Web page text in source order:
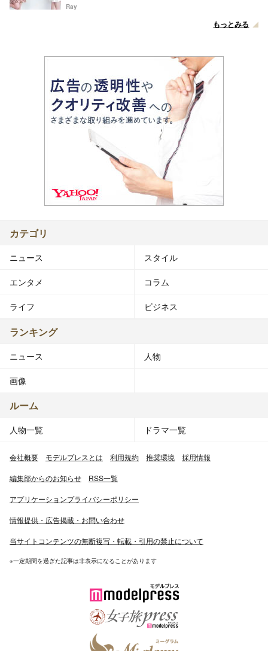
Ray
もっとみる
カテゴリ
ニュース スタイル
エンタメ コラム
ライフ ビジネス
ランキング
ニュース 人物
画像
ルーム
人物一覧 ドラマ一覧
会社概要 モデルプレスとは 利用規約 推奨環境 採用情報
編集部からのお知らせ RSS一覧
アプリケーションプライバシーポリシー
情報提供・広告掲載・お問い合わせ
当サイトコンテンツの無断複写・転載・引用の禁止について
※一定期間を過ぎた記事は非表示になることがあります